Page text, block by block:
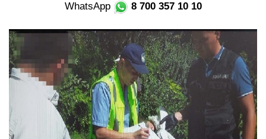
в
г
а
ц
и
WhatsApp
8 700 357 10 10